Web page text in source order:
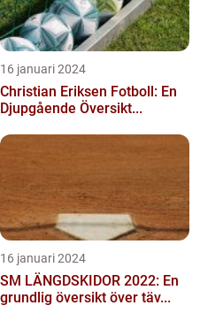
16 januari 2024
Christian Eriksen Fotboll: En
Djupgående Översikt...
16 januari 2024
SM LÄNGDSKIDOR 2022: En
grundlig översikt över täv...